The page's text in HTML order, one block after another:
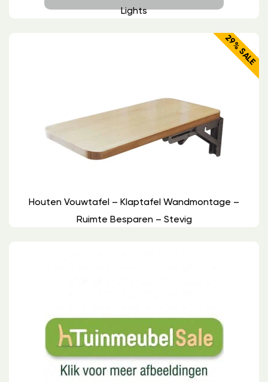
Lights
29% SALE
Houten Vouwtafel – Klaptafel Wandmontage –
Ruimte Besparen – Stevig